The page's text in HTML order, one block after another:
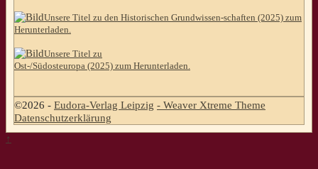
Unsere Titel zu den Historischen Grundwissen-schaften (2025) zum
Herunterladen.
Unsere Titel zu
Ost-/Südosteuropa (2025) zum Herunterladen.
©2026 - Eudora-Verlag Leipzig - Weaver Xtreme Theme
Datenschutzerklärung
↑